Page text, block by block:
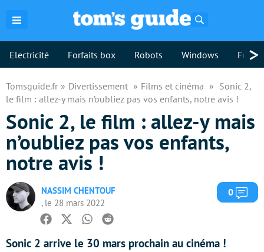
Electricité Forfaits box Robots Windows >
Tomsguide.fr Divertissement Films et cinéma
Sonic 2,
le film : allez-y mais n’oubliez pas vos enfants, notre avis !
Sonic 2, le film : allez-y mais
n’oubliez pas vos enfants,
notre avis !
NASSIM CHENTOUF
, le 28 mars 2022
0
Facebook
TwitterWhatsapp
Reddit
Sonic 2 arrive le 30 mars prochain au cinéma !